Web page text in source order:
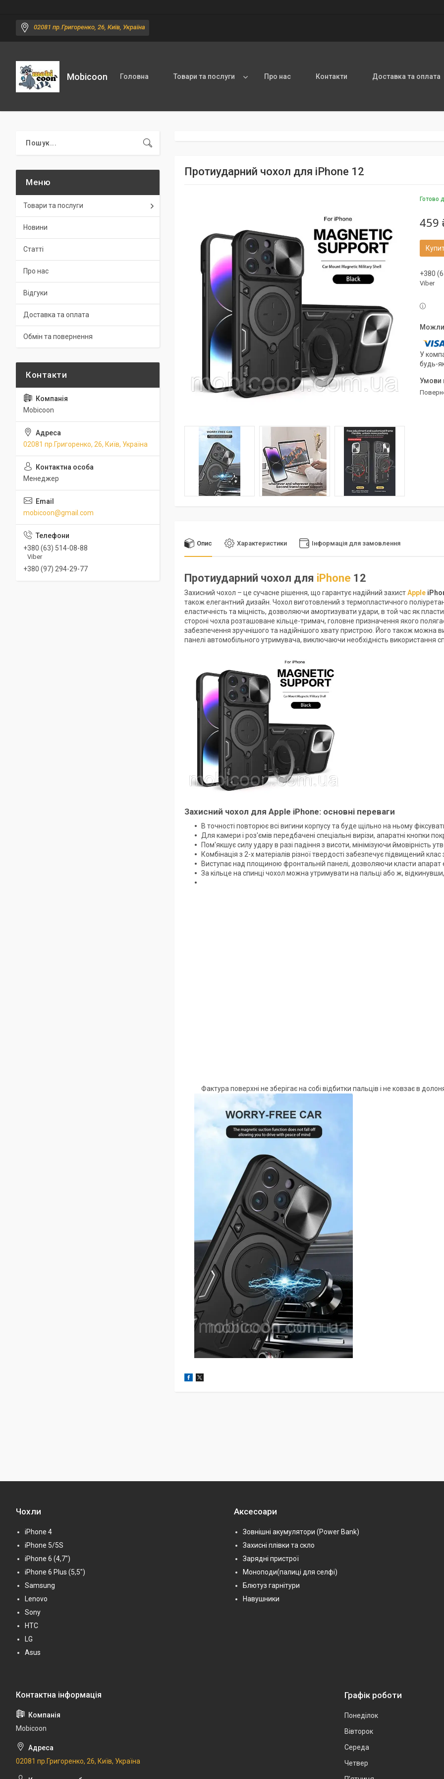
02081 пр.Григоренко, 26, Київ, Україна
Mobicoon Головна Товари та послуги Про нас Контакти Доставка та оплата
Протиударний чохол для iPhone 12
Готово
459
+380
Viber
У
будь-
Опис Характеристики Інформація для замовлення
Протиударний чохол для iPhone 12
Захисний чохол – це сучасне рішення, що гарантує надійний захистApple
також елегантний дизайн. Чохол виготовлений з термопластичного
еластичність та міцність, дозволяючи амортизувати удари, в той час як
стороні чохла розташоване кільце-тримач, головне призначення якого
забезпечення зручнішого та надійнішого хвату пристрою. Його також можна
панелі автомобільного утримувача, виключаючи необхідність використання
Захисний чохол для Apple iPhone: основні переваги
В точності повторює всі вигини корпусу та буде щільно на ньому
Для камери і роз'ємів передбачені спеціальні вирізи, апаратні кнопки
Пом'якшує силу удару в разі падіння з висоти, мінімізуючи ймовірність
Комбінація з 2-х матеріалів різної твердості забезпечує підвищений клас
Виступає над площиною фронтальній панелі, дозволяючи класти апарат
За кільце на спинці чохол можна утримувати на пальці або ж,
Фактура поверхні не зберігає на собі відбитки пальців і не ковзає в
Товари та послуги
Новини
Статті
Про нас
Відгуки
Доставка та оплата
Обмін та повернення
Mobicoon
02081 пр.Григоренко, 26, Київ, Україна
Менеджер
mobicoon@gmail.com
+380 (63) 514-08-88
Viber
+380 (97) 294-29-77
Чохли
iPhone 4
iPhone 5/5S
iPhone 6 (4,7")
iPhone 6 Plus (5,5")
Samsung
Lenovo
Sony
HTC
LG
Asus
Аксесоари
Зовнішні акумулятори (Power Bank)
Захисні плівки та скло
Зарядні пристрої
Моноподи(палиці для селфі)
Блютуз гарнітури
Навушники
Mobicoon
02081 пр.Григоренко, 26, Київ, Україна
Графік роботи
Понеділок
Вівторок
Середа
Четвер